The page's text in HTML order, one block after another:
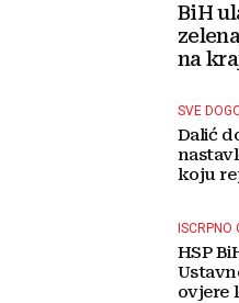
BiH
na
SVE
Dalić
koju
ISCRPNO
HSP
ovjere